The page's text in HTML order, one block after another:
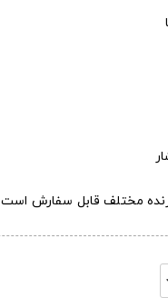
مختلف قابل سفارش است